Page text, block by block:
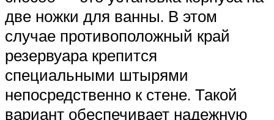
две ножки для ванны. В этом
случае противоположный край
резервуара крепится
специальными штырями
непосредственно к стене. Такой
вариант обеспечивает надежную